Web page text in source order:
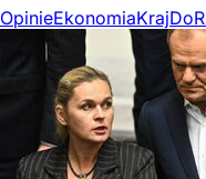
OpinieEkonomiaKraj